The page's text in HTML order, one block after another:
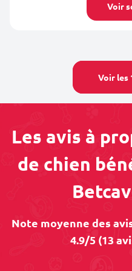
Voir
Voir les
Les avis à
de chien
Note moyenne des
4.9/5 (13